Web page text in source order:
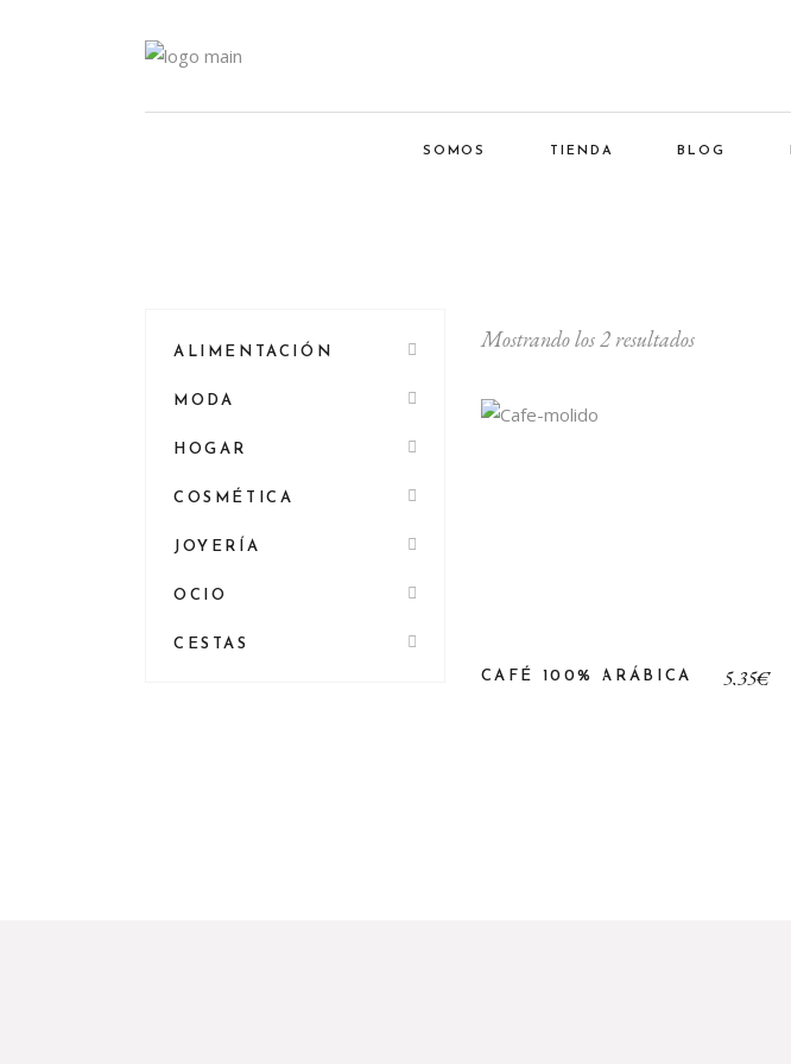
SOMOS TIENDA BLOG
Mostrando los 2 resultados
CAFÉ 100% ARÁBICA 5,35€
ALIMENTACIÓN
MODA
HOGAR
COSMÉTICA
JOYERÍA
OCIO
CESTAS